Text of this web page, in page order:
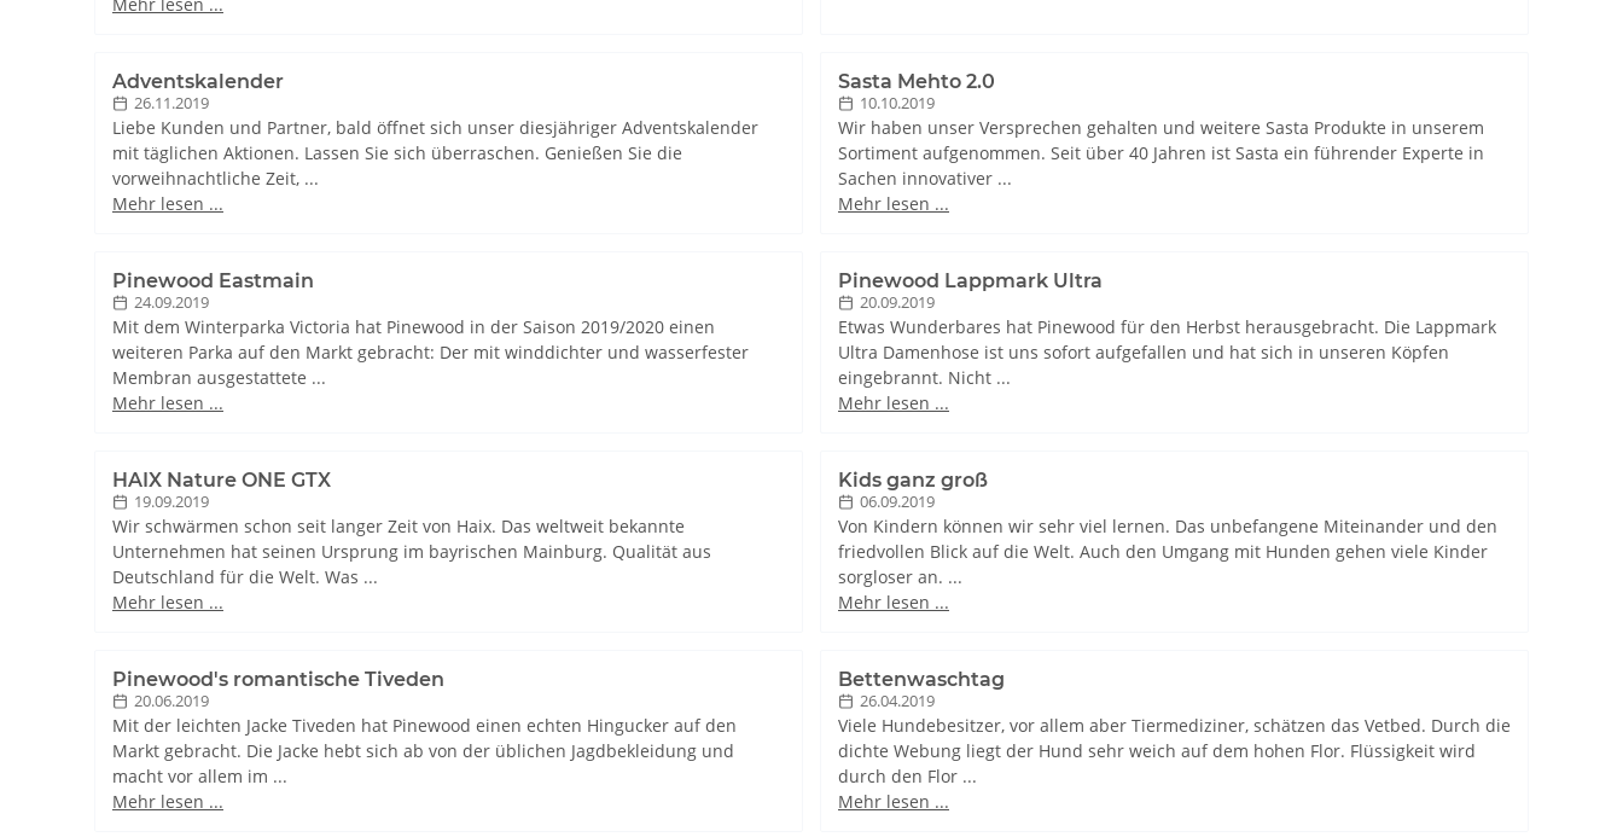
Adventskalender
26.11.2019
Liebe Kunden und Partner, bald öffnet sich unser diesjähriger Adventskalender
mit täglichen Aktionen. Lassen Sie sich überraschen. Genießen Sie die
vorweihnachtliche Zeit, ...
Mehr lesen ...
Sasta Mehto 2.0
10.10.2019
Wir haben unser Versprechen gehalten und weitere Sasta Produkte in unserem
Sortiment aufgenommen. Seit über 40 Jahren ist Sasta ein führender Experte in
Sachen innovativer ...
Mehr lesen ...
Pinewood Eastmain
24.09.2019
Mit dem Winterparka Victoria hat Pinewood in der Saison 2019/2020 einen
weiteren Parka auf den Markt gebracht: Der mit winddichter und wasserfester
Membran ausgestattete ...
Mehr lesen ...
Pinewood Lappmark Ultra
20.09.2019
Etwas Wunderbares hat Pinewood für den Herbst herausgebracht. Die Lappmark
Ultra Damenhose ist uns sofort aufgefallen und hat sich in unseren Köpfen
eingebrannt. Nicht ...
Mehr lesen ...
HAIX Nature ONE GTX
19.09.2019
Wir schwärmen schon seit langer Zeit von Haix. Das weltweit bekannte
Unternehmen hat seinen Ursprung im bayrischen Mainburg. Qualität aus
Deutschland für die Welt. Was ...
Mehr lesen ...
Kids ganz groß
06.09.2019
Von Kindern können wir sehr viel lernen. Das unbefangene Miteinander und den
friedvollen Blick auf die Welt. Auch den Umgang mit Hunden gehen viele Kinder
sorgloser an. ...
Mehr lesen ...
Pinewood's romantische Tiveden
20.06.2019
Mit der leichten Jacke Tiveden hat Pinewood einen echten Hingucker auf den
Markt gebracht. Die Jacke hebt sich ab von der üblichen Jagdbekleidung und
macht vor allem im ...
Mehr lesen ...
Bettenwaschtag
26.04.2019
Viele Hundebesitzer, vor allem aber Tiermediziner, schätzen das Vetbed. Durch die
dichte Webung liegt der Hund sehr weich auf dem hohen Flor. Flüssigkeit wird
durch den Flor ...
Mehr lesen ...